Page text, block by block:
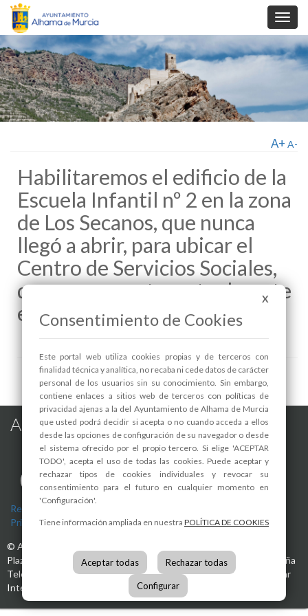
A+ A-
Habilitaremos el edificio de la
Escuela Infantil nº 2 en la zona
de Los Secanos, que nunca
llegó a abrir, para ubicar el
Centro de Servicios Sociales,
que se encuentra actualmente
en la Casa de las Menas.
Alhama de Murcia en las Redes
Registro de actividades de tratamiento
Privacidad-Política de Cookies
© Ayuntamiento de Alhama de Murcia
Plaza de la Constitución, 130840 Alhama de Murcia
España
Teléfono:
968 630 000info@alhamademurcia.esDesarrolla:
Avatar
Internet S.L.L.
X
Consentimiento de Cookies
Este portal web utiliza cookies propias y de terceros con
finalidad técnica y analítica, no recaba ni cede datos de carácter
personal de los usuarios sin su conocimiento. Sin embargo,
contiene enlaces a sitios web de terceros con políticas de
privacidad ajenas a la del Ayuntamiento de Alhama de Murcia
que usted podrá decidir si acepta o no cuando acceda a ellos
desde las opciones de configuración de su navegador o desde
el sistema ofrecido por el propio tercero. Si elige 'ACEPTAR
TODO', acepta el uso de todas las cookies. Puede aceptar y
rechazar tipos de cookies individuales y revocar su
consentimiento para el futuro en cualquier momento en
'Configuración'.
Tiene información ampliada en nuestra POLÍTICA DE COOKIES
Aceptar todas Rechazar todas
Configurar